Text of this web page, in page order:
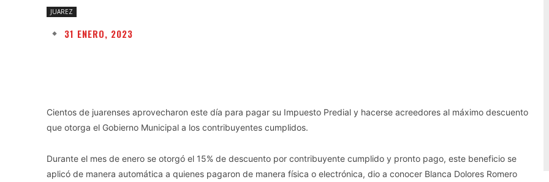
JUAREZ
31 ENERO, 2023
Cientos de juarenses aprovecharon este día para pagar su Impuesto Predial y hacerse acreedores al máximo descuento
que otorga el Gobierno Municipal a los contribuyentes cumplidos.
Durante el mes de enero se otorgó el 15% de descuento por contribuyente cumplido y pronto pago, este beneficio se
aplicó de manera automática a quienes pagaron de manera física o electrónica, dio a conocer Blanca Dolores Romero